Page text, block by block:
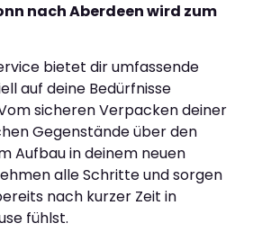
nach Aberdeen wird zum
bietet dir umfassende
auf deine Bedürfnisse
sicheren Verpacken deiner
Gegenstände über den
Aufbau in deinem neuen
alle Schritte und sorgen
nach kurzer Zeit in
fühlst.